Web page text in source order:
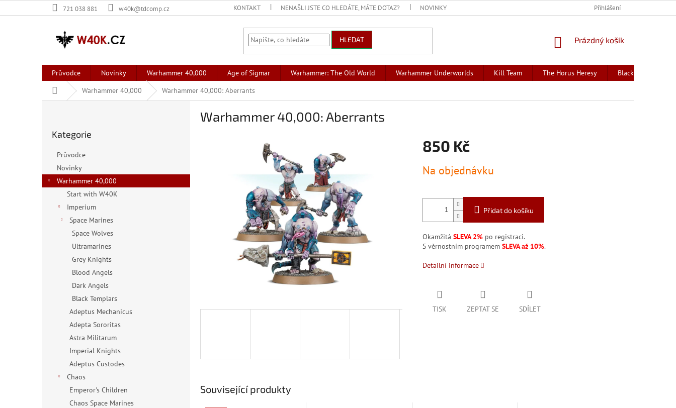
na
721 038 881 w40k@tdcomp.cz KONTAKT NENAŠLI JSTE CO HLEDÁTE, MÁTE DOTAZ? NOVINKY Přihlášení
HLEDAT
NÁKUPNÍ
Prázdný košík
Průvodce Novinky Warhammer 40,000 Age of Sigmar Warhammer: The Old World Warhammer Underworlds Kill Team The Horus Heresy
Black Library -
Domů Warhammer 40,000 Warhammer 40,000: Aberrants
n
kategorie
Kategorie
Průvodce
Novinky
Warhammer 40,000
Start with W40K
Imperium
Space Marines
Space Wolves
Ultramarines
Grey Knights
Blood Angels
Dark Angels
Black Templars
Adeptus Mechanicus
Adepta Sororitas
Astra Militarum
Imperial Knights
Adeptus Custodes
Chaos
Emperor's Children
Chaos Space Marines
Warhammer 40,000: Aberrants
850 Kč
cena:
Na objednávku
Přidat do košíku
Okamžitá SLEVA 2%po registraci.
S věrnostním programem SLEVA až 10%.
Detailní informace
TISK ZEPTAT SE SDÍLET
Související produkty